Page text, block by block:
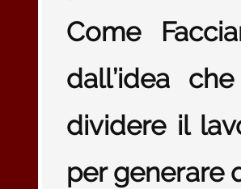
Come
dall’idea
dividere il
per generare